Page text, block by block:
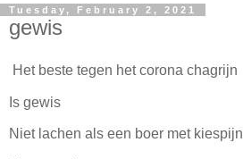
Tuesday, February 2, 2021
gewis
Het beste tegen het corona chagrijn
Is gewis
Niet lachen als een boer met kiespijn